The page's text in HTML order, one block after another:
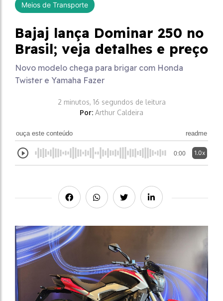
Meios de Transporte
Bajaj lança Dominar 250 no
Brasil; veja detalhes e preço
Novo modelo chega para brigar com Honda
Twister e Yamaha Fazer
2 minutos, 16 segundos de leitura
Por: Arthur Caldeira
ouça este conteúdo readme
0:00 1.0x